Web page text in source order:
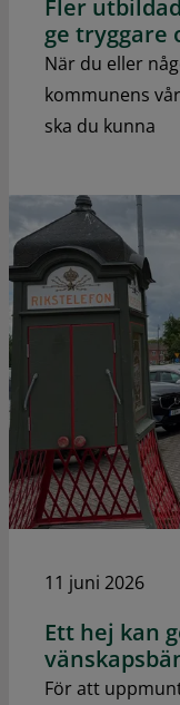
Fler
ge tryggare
När du eller
kommunens
ska du kunna
11 juni 2026
Ett hej kan
För att